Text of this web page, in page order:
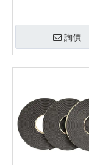
詢價